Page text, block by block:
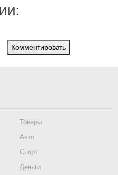
Комментировать
Товары
Авто
Спорт
Деньги